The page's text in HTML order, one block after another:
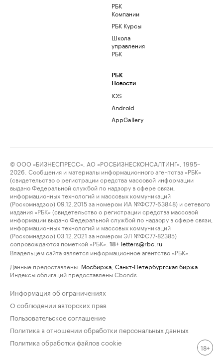
РБК
Компании
РБК Курсы
Школа
управления
РБК
РБК
Новости
iOS
Android
AppGallery
© ООО «БИЗНЕСПРЕСС», АО «РОСБИЗНЕСКОНСАЛТИНГ», 1995–
2026. Сообщения и материалы информационного агентства «РБК»
(свидетельство о регистрации средства массовой информации
выдано Федеральной службой по надзору в сфере связи,
информационных технологий и массовых коммуникаций
(Роскомнадзор) 09.12.2015 за номером ИА №ФС77-63848) и сетевого
издания «РБК» (свидетельство о регистрации средства массовой
информации выдано Федеральной службой по надзору в сфере связи,
информационных технологий и массовых коммуникаций
(Роскомнадзор) 03.12.2021 за номером ЭЛ №ФС77-82385)
сопровождаются пометкой «РБК».
18+ letters@rbc.ru
Владельцем сайта является информационное агентство «РБК».
Данные предоставлены: Мосбиржа Санкт-Петербургская биржа
Индексы облигаций предоставлены Cbonds.
Информация об ограничениях
О соблюдении авторских прав
Пользовательское соглашение
Политика в отношении обработки персональных данных
Политика обработки файлов cookie
18+